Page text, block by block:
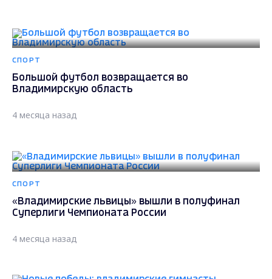
СПОРТ
Большой футбол возвращается во
Владимирскую область
4 месяца назад
СПОРТ
«Владимирские львицы» вышли в полуфинал
Суперлиги Чемпионата России
4 месяца назад